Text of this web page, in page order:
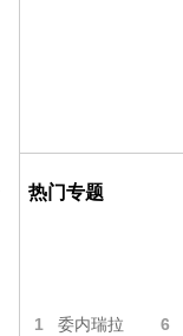
热门专题
1 委内瑞拉 6